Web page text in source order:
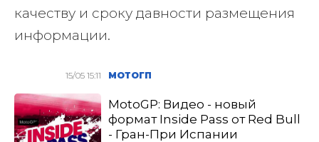
качеству и сроку давности размещения
информации.
15/05 15:11 МОТОГП
MotoGP: Видео - новый
формат Inside Pass от Red Bull
- Гран-При Испании